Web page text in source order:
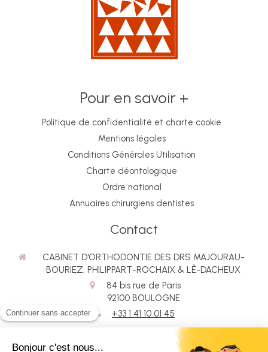
Pour en savoir +
Politique de confidentialité et charte cookie
Mentions légales
Conditions Générales Utilisation
Charte déontologique
Ordre national
Annuaires chirurgiens dentistes
Contact
CABINET D'ORTHODONTIE DES DRS MAJOURAU-
BOURIEZ, PHILIPPART-ROCHAIX & LÊ-DACHEUX
84 bis rue de Paris
92100 BOULOGNE
+33 1 41 10 01 45